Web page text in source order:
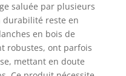
non tissé
inclus :
du
et billes
assurant
saluée par plusieurs
reste en
en bois de
robustes, ont parfois
mettant en doute